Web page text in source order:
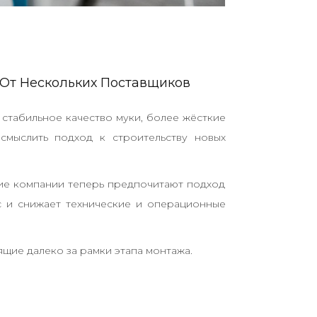
Нескольких Поставщиков
качество муки, более жёсткие
подход к строительству новых
компании теперь предпочитают подход
снижает технические и операционные
далеко за рамки этапа монтажа.